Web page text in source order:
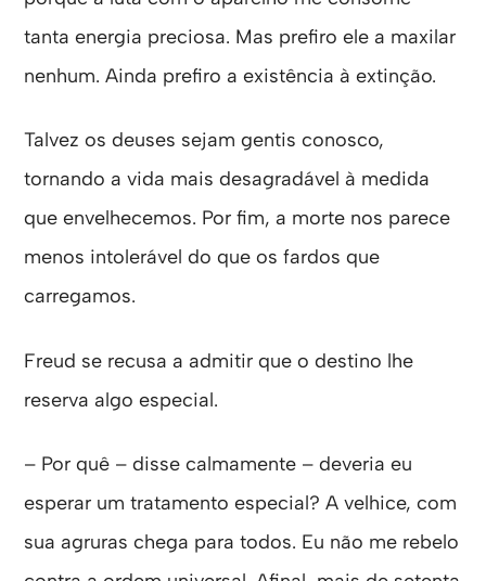
tanta energia preciosa. Mas prefiro ele a maxilar
nenhum. Ainda prefiro a existência à extinção.
Talvez os deuses sejam gentis conosco,
tornando a vida mais desagradável à medida
que envelhecemos. Por fim, a morte nos parece
menos intolerável do que os fardos que
carregamos.
Freud se recusa a admitir que o destino lhe
reserva algo especial.
– Por quê – disse calmamente – deveria eu
esperar um tratamento especial? A velhice, com
sua agruras chega para todos. Eu não me rebelo